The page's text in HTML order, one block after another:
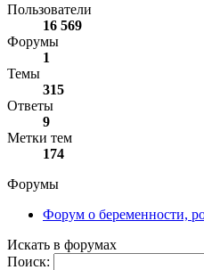
Пользователи
16 569
Форумы
1
Темы
315
Ответы
9
Метки тем
174
Форумы
Форум о беременности,
Искать в форумах
Поиск: